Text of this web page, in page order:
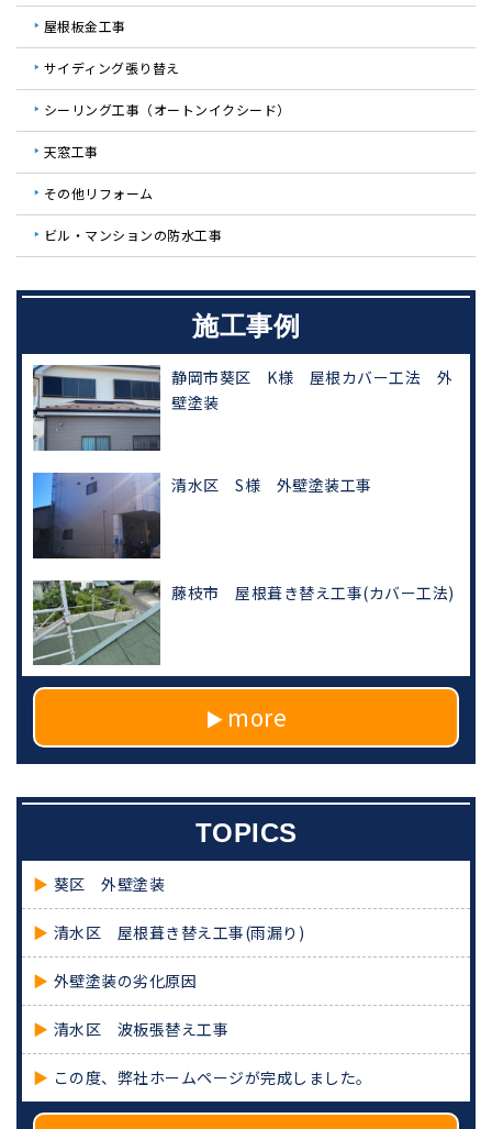
屋根板金工事
サイディング張り替え
シーリング工事（オートンイクシード）
天窓工事
その他リフォーム
ビル・マンションの防水工事
施工事例
静岡市葵区 K様 屋根カバー工法 外
壁塗装
清水区 S様 外壁塗装工事
藤枝市 屋根葺き替え工事(カバー工法)
more
TOPICS
葵区 外壁塗装
清水区 屋根葺き替え工事(雨漏り)
外壁塗装の劣化原因
清水区 波板張替え工事
この度、弊社ホームページが完成しました。